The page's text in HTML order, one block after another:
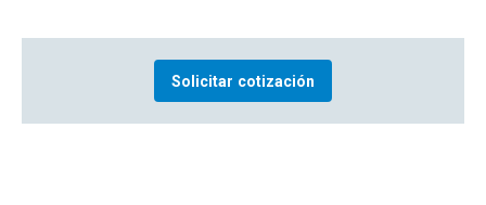
Solicitar cotización